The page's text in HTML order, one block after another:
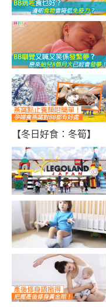
【冬日好食：冬筍】